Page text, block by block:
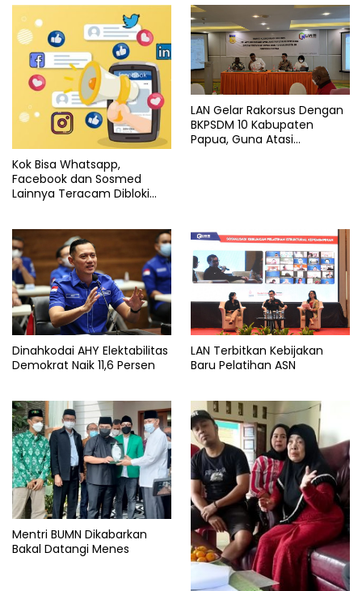
Informasi
Nasional
Kok Bisa Whatsapp,
Facebook dan Sosmed
Lainnya Teracam Dibloki
LAN Gelar Rakorsus Dengan
BKPSDM 10 Kabupaten
Papua, Guna Atasi
Dinahkodai AHY Elektabilitas
Demokrat Naik 11,6 Persen
LAN Terbitkan Kebijakan
Baru Pelatihan ASN
Mentri BUMN Dikabarkan
Bakal Datangi Menes